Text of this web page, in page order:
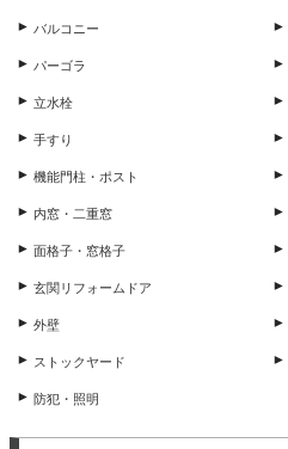
バルコニー
パーゴラ
立水栓
手すり
機能門柱・ポスト
内窓・二重窓
面格子・窓格子
玄関リフォームドア
外壁
ストックヤード
防犯・照明